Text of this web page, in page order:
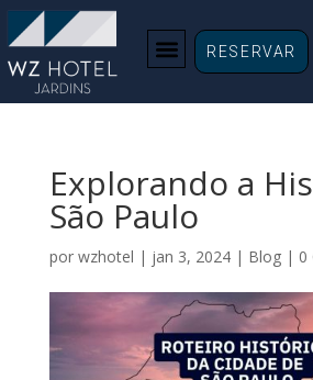
RESERVAR
Explorando a
São Paulo
por wzhotel | jan 3, 2024| Blog| 0